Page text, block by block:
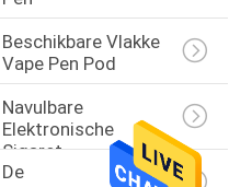
Beschikbare Vlakke
Vape Pen Pod
Navulbare
Elektronische
Sigaret
De